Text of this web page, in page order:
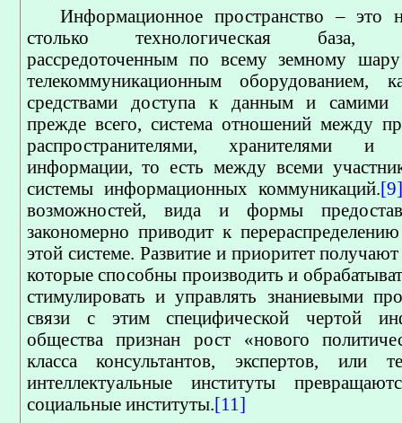
Информационное пространство – это
столько технологическая база,
рассредоточенным по всему земному
телекоммуникационным оборудованием,
средствами доступа к данным и самими
прежде всего, система отношений между
распространителями, хранителями и
информации, то есть между всеми
системы информационных коммуникаций.
возможностей, вида и формы
закономерно приводит к
этой системе. Развитие и приоритет
которые способны производить и
стимулировать и управлять знаниевыми
связи с этим специфической чертой
общества признан рост «нового
класса консультантов, экспертов, или
интеллектуальные институты
социальные институты.[11]